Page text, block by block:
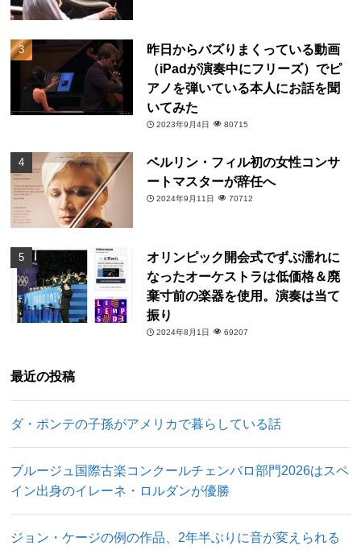
昨日からバズりまくっている動画
（iPadが演奏中にフリーズ）でピ
アノを弾いている本人にお話を聞
いてみた
2023年9月4日 80715
ベルリン・フィル初の女性コンサ
ートマスターが辞任へ
2024年9月11日 70712
オリンピック開会式でずぶ濡れに
なったオーケストラは低価格＆廃
棄寸前の楽器を使用。演奏は当て
振り
2024年8月1日 69207
最近の投稿
ダ・ポンテの子孫がアメリカで暮らしている話
ブルージュ国際古楽コンクールチェンバロ部門2026はスペ
イン出身のイレーネ・ロルダンが優勝
ジョン・ケージの例の作品、2年半ぶりに音が変えられる